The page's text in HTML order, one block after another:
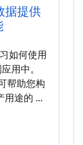
据提供
如何使用
用中。
帮助您构
途的 AI
式和范